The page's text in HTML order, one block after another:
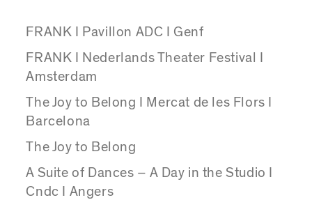
FRANK I Pavillon ADC I Genf
FRANK I Nederlands Theater Festival I
Amsterdam
The Joy to Belong I Mercat de les Flors I
Barcelona
The Joy to Belong
A Suite of Dances – A Day in the Studio I
Cndc I Angers